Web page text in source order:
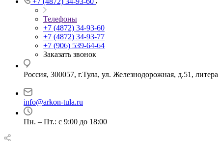
Телефоны
+7 (4872) 34-93-60
+7 (4872) 34-93-77
+7 (906) 539-64-64
Заказать звонок
Россия, 300057, г.Тула, ул. Железнодорожная, д.51,
info@arkon-tula.ru
Пн. – Пт.: с 9:00 до 18:00